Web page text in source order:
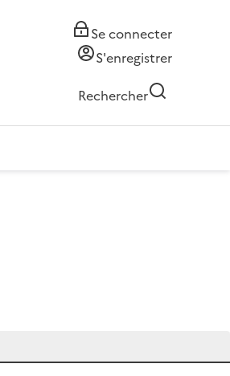
Se connecter
S'enregistrer
Rechercher